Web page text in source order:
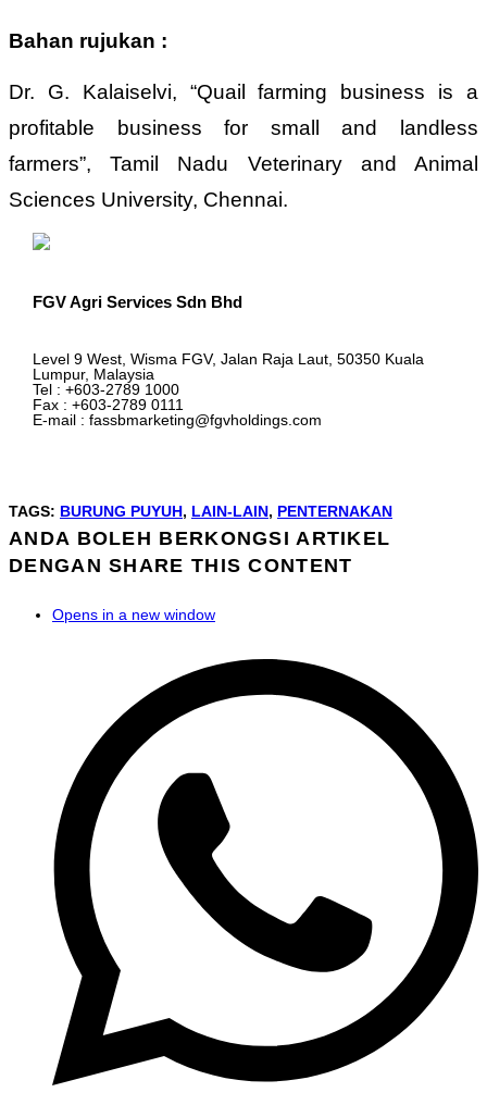
Bahan rujukan :
Dr. G. Kalaiselvi, “Quail farming business is a
profitable business for small and landless
farmers”, Tamil Nadu Veterinary and Animal
Sciences University, Chennai.
FGV Agri Services Sdn Bhd
Level 9 West, Wisma FGV, Jalan Raja Laut, 50350 Kuala
Lumpur, Malaysia
Tel : +603-2789 1000
Fax : +603-2789 0111
E-mail : fassbmarketing@fgvholdings.com
TAGS: BURUNG PUYUH, LAIN-LAIN, PENTERNAKAN
ANDA BOLEH BERKONGSI ARTIKEL
DENGAN SHARE THIS CONTENT
Opens in a new window